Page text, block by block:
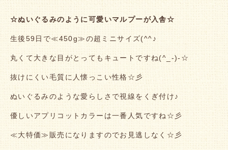
☆ぬいぐるみのように可愛いマルプーが入舎☆
生後59日で≪450g≫の超ミニサイズ(^^♪
丸くて大きな目がとってもキュートですね(^_-)-☆
抜けにくい毛質に人懐っこい性格☆彡
ぬいぐるみのような愛らしさで視線をくぎ付け♪
優しいアプリコットカラーは一番人気ですね☆彡
≪大特価≫販売になりますのでお見逃しなく☆彡